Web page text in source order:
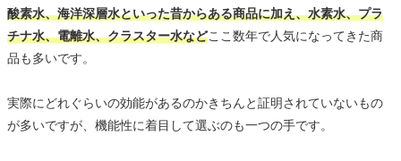
酸素水、海洋深層水といった昔からある商品に加え、水素水、プラ
チナ水、電離水、クラスター水などここ数年で人気になってきた商
品も多いです。
実際にどれぐらいの効能があるのかきちんと証明されていないもの
が多いですが、機能性に着目して選ぶのも一つの手です。